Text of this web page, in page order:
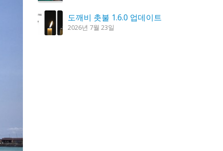
도깨비 촛불 1.6.0 업데이트
2026년 7월 23일